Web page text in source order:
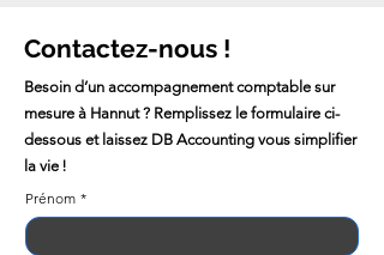
Contactez-nous !
Besoin d’un accompagnement comptable sur
mesure à Hannut ? Remplissez le formulaire ci-
dessous et laissez DB Accounting vous simplifier
la vie !
Prénom *